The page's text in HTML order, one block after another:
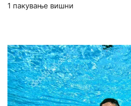
1 пакување вишни